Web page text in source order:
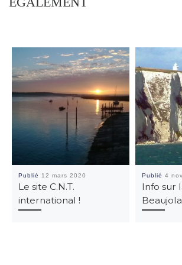
Publié 12 mars 2020
Le site C.N.T.
international !
Publié4
Info sur